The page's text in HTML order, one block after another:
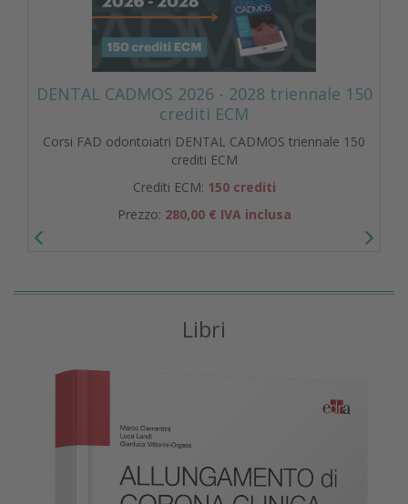
DENTAL CADMOS 2026 - 2028 triennale 150
crediti ECM
Corsi FAD odontoiatri DENTAL CADMOS triennale 150
crediti ECM
Crediti ECM: 150 crediti
Prezzo: 280,00 € IVA inclusa
Libri